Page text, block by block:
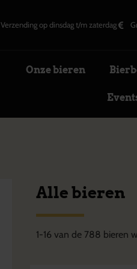
Verzending op dinsdag t/m zaterdag
Onze bieren
Alle bieren
1-16 van de 788 bieren